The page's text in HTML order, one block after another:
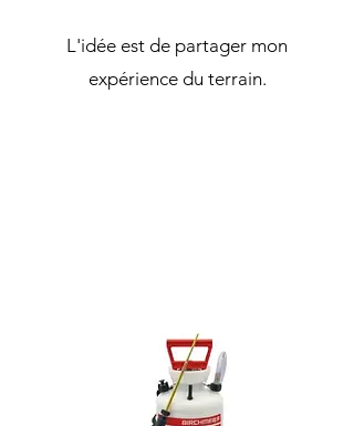
L'idée est de partager mon
expérience du terrain.